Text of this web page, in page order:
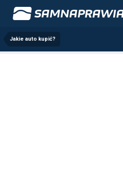
Jakie auto kupić?